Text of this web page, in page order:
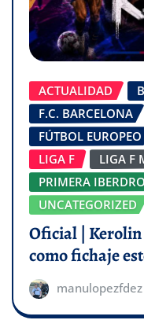
ACTUALIDAD
F.C. BARCELONA
FÚTBOL EUROPEO
LIGA F
LIGA F
PRIMERA
UNCATEGORIZED
Oficial | Kerolin
como fichaje
manulopezfdez